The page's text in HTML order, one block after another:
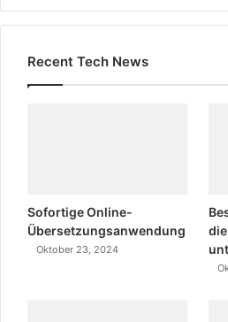
Recent Tech News
Sofortige Online-
Übersetzungsanwendung
Oktober 23, 2024